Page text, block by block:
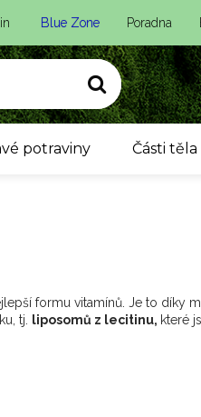
Blue Zone Poradna
potraviny Části těla
formu vitamínů. Je to díky
tj.
liposomů z lecitinu, které